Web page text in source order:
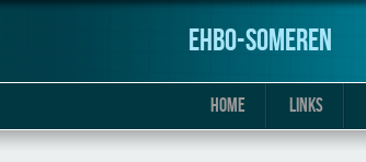
ehbo-someren
HOME LINKS